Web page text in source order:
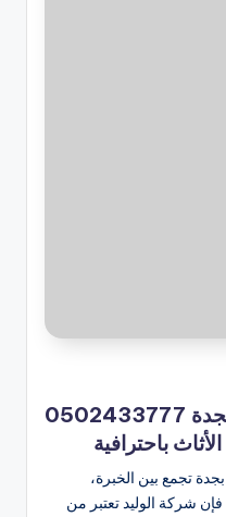
شركة الوليد لنقل العفش بجدة 0502433777
باحترافية
تجمع بين الخبرة،
فإن شركة الوليد تعتبر من